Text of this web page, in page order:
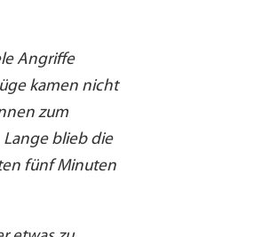
Angriffe
kamen nicht
zum
Lange blieb die
fünf Minuten